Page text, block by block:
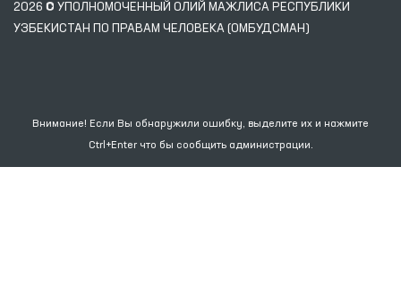
2026 © УПОЛНОМОЧЕННЫЙ ОЛИЙ МАЖЛИСА РЕСПУБЛИКИ
УЗБЕКИСТАН ПО ПРАВАМ ЧЕЛОВЕКА (ОМБУДСМАН)
Внимание! Если Вы обнаружили ошибку, выделите их и нажмите
Ctrl+Enter что бы сообщить администрации.